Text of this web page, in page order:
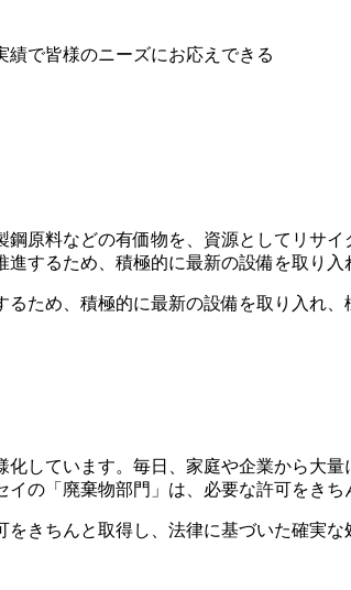
で皆様のニーズにお応えできる
原料などの有価物を、資源としてリサ
するため、積極的に最新の設備を取り
ため、積極的に最新の設備を取り入れ
しています。毎日、家庭や企業から大
の「廃棄物部門」は、必要な許可をき
きちんと取得し、法律に基づいた確実な